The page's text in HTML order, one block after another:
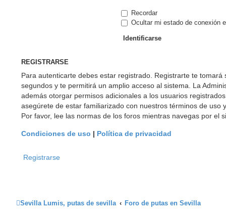
Recordar
Ocultar mi estado de conexión
REGISTRARSE
Para autenticarte debes estar registrado. Registrarte te tomará
segundos y te permitirá un amplio acceso al sistema. La
además otorgar permisos adicionales a los usuarios
asegúrete de estar familiarizado con nuestros términos de uso
Por favor, lee las normas de los foros mientras navegas por el
Condiciones de uso | Política de privacidad
Registrarse
Sevilla Lumis, putas de sevilla Foro de putas en Sevilla